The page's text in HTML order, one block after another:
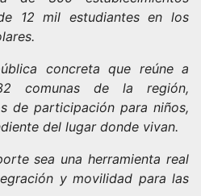
12 mil estudiantes en los
concreta que reúne a
comunas de la región,
de participación para niños,
del lugar donde vivan.
sea una herramienta real
y movilidad para las